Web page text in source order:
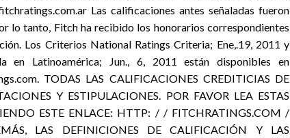
Las calificaciones antes señaladas fueron
lo tanto, Fitch ha recibido los honorarios correspondientes
Los Criterios National Ratings Criteria; Ene,.19, 2011 y
en Latinoamérica; Jun., 6, 2011 están disponibles en
TODAS LAS CALIFICACIONES CREDITICIAS DE
Y ESTIPULACIONES. POR FAVOR LEA ESTAS
ESTE ENLACE: HTTP: / / FITCHRATINGS.COM /
LAS DEFINICIONES DE CALIFICACIÓN Y LAS